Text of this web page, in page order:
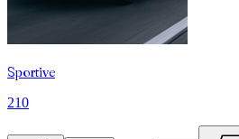
Sportive
210